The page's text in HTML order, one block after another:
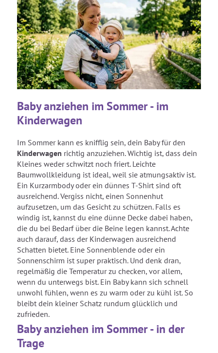
Baby anziehen im Sommer - im
Kinderwagen
Im Sommer kann es knifflig sein, dein Baby für den
Kinderwagen richtig anzuziehen. Wichtig ist, dass dein
Kleines weder schwitzt noch friert. Leichte
Baumwollkleidung ist ideal, weil sie atmungsaktiv ist.
Ein Kurzarmbody oder ein dünnes T-Shirt sind oft
ausreichend. Vergiss nicht, einen Sonnenhut
aufzusetzen, um das Gesicht zu schützen. Falls es
windig ist, kannst du eine dünne Decke dabei haben,
die du bei Bedarf über die Beine legen kannst. Achte
auch darauf, dass der Kinderwagen ausreichend
Schatten bietet. Eine Sonnenblende oder ein
Sonnenschirm ist super praktisch. Und denk dran,
regelmäßig die Temperatur zu checken, vor allem,
wenn du unterwegs bist. Ein Baby kann sich schnell
unwohl fühlen, wenn es zu warm oder zu kühl ist. So
bleibt dein kleiner Schatz rundum glücklich und
zufrieden.
Baby anziehen im Sommer - in der
Trage